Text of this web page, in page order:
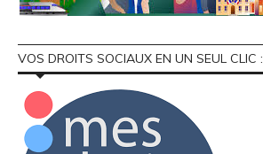
VOS DROITS SOCIAUX EN UN SEUL CLIC :